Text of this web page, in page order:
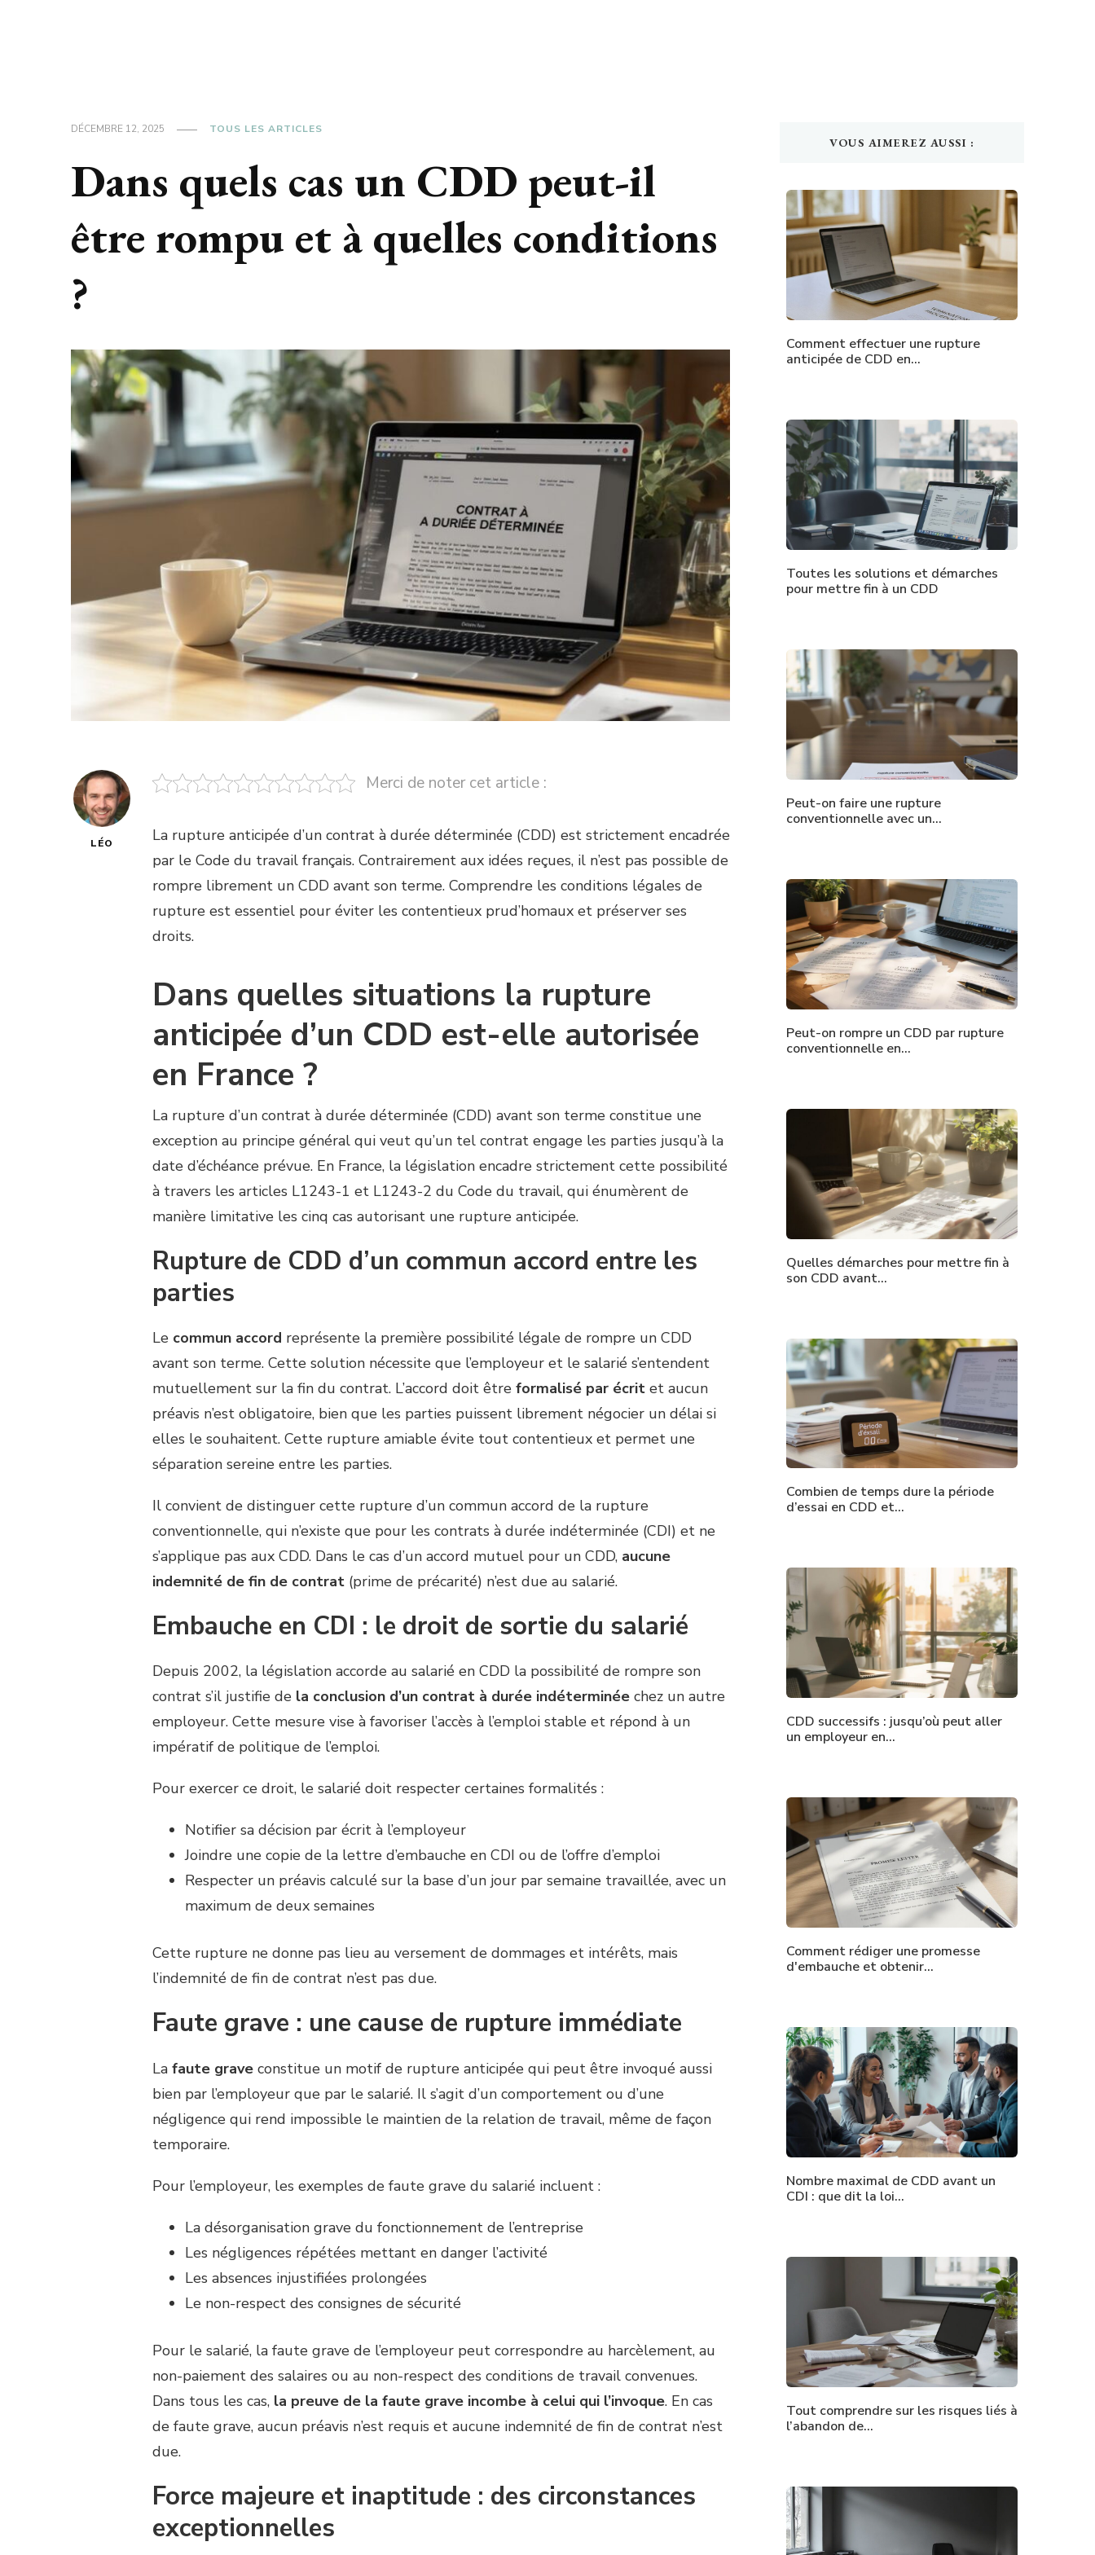
DÉCEMBRE 12, 2025 TOUS LES ARTICLES
Dans quels cas un CDD peut-il
être rompu et à quelles conditions
?
LÉO
Merci de noter cet article :
La rupture anticipée d’un contrat à durée déterminée (CDD) est strictement encadrée
par le Code du travail français. Contrairement aux idées reçues, il n’est pas possible de
rompre librement un CDD avant son terme. Comprendre les conditions légales de
rupture est essentiel pour éviter les contentieux prud’homaux et préserver ses
droits.
Dans quelles situations la rupture
anticipée d’un CDD est-elle autorisée
en France ?
La rupture d’un contrat à durée déterminée (CDD) avant son terme constitue une
exception au principe général qui veut qu’un tel contrat engage les parties jusqu’à la
date d’échéance prévue. En France, la législation encadre strictement cette possibilité
à travers les articles L1243-1 et L1243-2 du Code du travail, qui énumèrent de
manière limitative les cinq cas autorisant une rupture anticipée.
Rupture de CDD d’un commun accord entre les
parties
Le commun accord représente la première possibilité légale de rompre un CDD
avant son terme. Cette solution nécessite que l’employeur et le salarié s’entendent
mutuellement sur la fin du contrat. L’accord doit être formalisé par écrit et aucun
préavis n’est obligatoire, bien que les parties puissent librement négocier un délai si
elles le souhaitent. Cette rupture amiable évite tout contentieux et permet une
séparation sereine entre les parties.
Il convient de distinguer cette rupture d’un commun accord de la rupture
conventionnelle, qui n’existe que pour les contrats à durée indéterminée (CDI) et ne
s’applique pas aux CDD. Dans le cas d’un accord mutuel pour un CDD, aucune
indemnité de fin de contrat (prime de précarité) n’est due au salarié.
Embauche en CDI : le droit de sortie du salarié
Depuis 2002, la législation accorde au salarié en CDD la possibilité de rompre son
contrat s’il justifie de la conclusion d’un contrat à durée indéterminée chez un autre
employeur. Cette mesure vise à favoriser l’accès à l’emploi stable et répond à un
impératif de politique de l’emploi.
Pour exercer ce droit, le salarié doit respecter certaines formalités :
Notifier sa décision par écrit à l’employeur
Joindre une copie de la lettre d’embauche en CDI ou de l’offre d’emploi
Respecter un préavis calculé sur la base d’un jour par semaine travaillée, avec un
maximum de deux semaines
Cette rupture ne donne pas lieu au versement de dommages et intérêts, mais
l’indemnité de fin de contrat n’est pas due.
Faute grave : une cause de rupture immédiate
La faute grave constitue un motif de rupture anticipée qui peut être invoqué aussi
bien par l’employeur que par le salarié. Il s’agit d’un comportement ou d’une
négligence qui rend impossible le maintien de la relation de travail, même de façon
temporaire.
Pour l’employeur, les exemples de faute grave du salarié incluent :
La désorganisation grave du fonctionnement de l’entreprise
Les négligences répétées mettant en danger l’activité
Les absences injustifiées prolongées
Le non-respect des consignes de sécurité
Pour le salarié, la faute grave de l’employeur peut correspondre au harcèlement, au
non-paiement des salaires ou au non-respect des conditions de travail convenues.
Dans tous les cas, la preuve de la faute grave incombe à celui qui l’invoque. En cas
de faute grave, aucun préavis n’est requis et aucune indemnité de fin de contrat n’est
due.
Force majeure et inaptitude : des circonstances
exceptionnelles
VOUS AIMEREZ AUSSI :
Comment effectuer une rupture
anticipée de CDD en…
Toutes les solutions et démarches
pour mettre fin à un CDD
Peut-on faire une rupture
conventionnelle avec un…
Peut-on rompre un CDD par rupture
conventionnelle en…
Quelles démarches pour mettre fin à
son CDD avant…
Combien de temps dure la période
d’essai en CDD et…
CDD successifs : jusqu’où peut aller
un employeur en…
Comment rédiger une promesse
d'embauche et obtenir…
Nombre maximal de CDD avant un
CDI : que dit la loi…
Tout comprendre sur les risques liés à
l’abandon de…